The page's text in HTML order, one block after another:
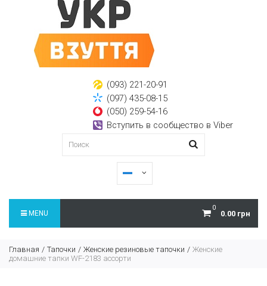
(093) 221-20-91
(097) 435-08-15
(050) 259-54-16
Вступить в сообщество в Viber
0
0.00 грн
MENU
Главная Тапочки Женские резиновые тапочки
Женские
домашние тапки WF-2183 ассорти